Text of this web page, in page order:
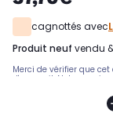
cagnottés avec
produit neuf vendu
Merci de vérifier que
d'appareil. Notre
TEAM2820TOSHIBA: